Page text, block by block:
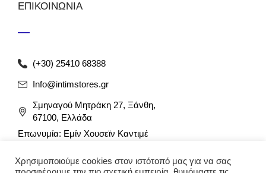
ΕΠΙΚΟΙΝΩΝΙΑ
(+30) 25410 68388
Info@intimstores.gr
Σμηναγού Μητράκη 27, Ξάνθη,
67100, Ελλάδα
Επωνυμία: Εμίν Χουσεϊν Καντιμέ
Αρ. Γ.Ε.ΜΗ: 012349946000
Χρησιμοποιούμε cookies στον ιστότοπό μας για να σας